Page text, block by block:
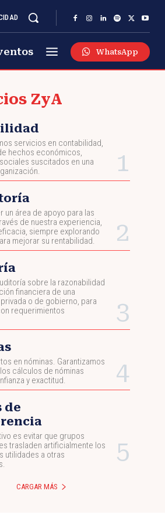
WhatsApp
ZyA
servicios en contabilidad,
hechos económicos,
suscitados en una
un área de apoyo para las
de nuestra experiencia,
siempre explorando
mejorar su rentabilidad.
sobre la razonabilidad
financiera de una
o de gobierno, para
requerimientos
en nóminas. Garantizamos
cálculos de nóminas
y exactitud.
de
es evitar que grupos
trasladen artificialmente los
utilidades a otras
CARGAR MÁS